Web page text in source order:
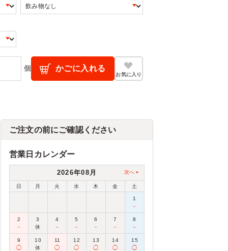
個 かごに入れる
お気に入り
ご注文の前にご確認ください
営業日カレンダー
2026年08月 次へ
日 月 火 水 木 金 土
1
－
2
－
3
休
4
－
5
－
6
－
7
－
8
－
9
◯
10
休
11
◯
12
◯
13
◯
14
◯
15
◯